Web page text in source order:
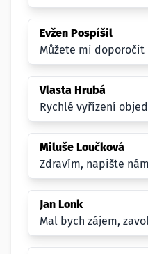
Evžen Pospíšil
Můžete mi doporočit
Vlasta Hrubá
Rychlé vyřízení
Miluše Loučková
Zdravím, napište nám
Jan Lonk
Mal bych zájem,